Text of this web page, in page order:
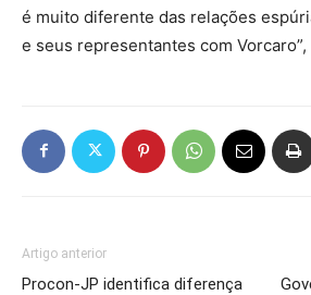
é muito diferente das relações
e seus representantes com
Artigo anterior
Procon-JP identifica diferença